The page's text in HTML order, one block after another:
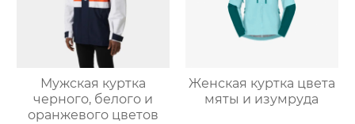
Мужская куртка
черного, белого и
оранжевого цветов
Женская куртка цвета
мяты и изумруда